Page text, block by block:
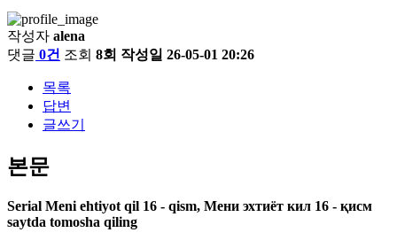
작성자 alena
댓글 0건 조회 8회 작성일 26-05-01 20:26
목록
답변
글쓰기
본문
Serial Meni ehtiyot qil 16 - qism, Мени эхтиёт кил 16 - қисм
saytda tomosha qiling